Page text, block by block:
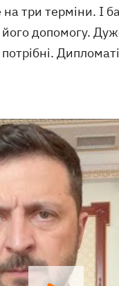
три терміни. І
допомогу.